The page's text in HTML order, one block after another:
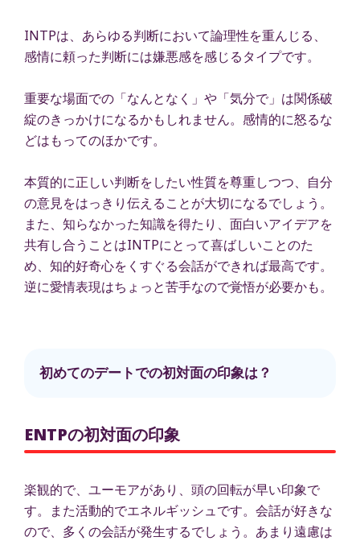
INTPは、あらゆる判断において論理性を重んじる、
感情に頼った判断には嫌悪感を感じるタイプです。
重要な場面での「なんとなく」や「気分で」は関係破
綻のきっかけになるかもしれません。感情的に怒るな
どはもってのほかです。
本質的に正しい判断をしたい性質を尊重しつつ、自分
の意見をはっきり伝えることが大切になるでしょう。
また、知らなかった知識を得たり、面白いアイデアを
共有し合うことはINTPにとって喜ばしいことのた
め、知的好奇心をくすぐる会話ができれば最高です。
逆に愛情表現はちょっと苦手なので覚悟が必要かも。
初めてのデートでの初対面の印象は？
ENTPの初対面の印象
楽観的で、ユーモアがあり、頭の回転が早い印象で
す。また活動的でエネルギッシュです。会話が好きな
ので、多くの会話が発生するでしょう。あまり遠慮は